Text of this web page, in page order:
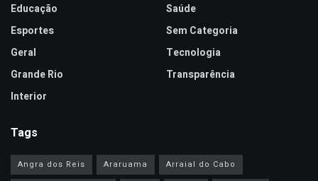
Educação
Esportes
Geral
Grande Rio
Interior
Saúde
Sem Categoria
Tecnologia
Transparência
Tags
Angra dos Reis Araruama
Arraial do Cabo